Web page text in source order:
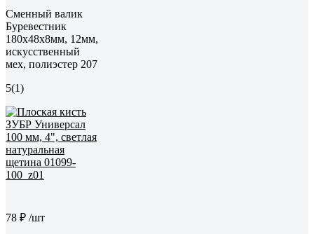
Сменный валик
Буревестник
180х48х8мм, 12мм,
искусственный
мех, полиэстер 207
5(1)
78 ₽ /шт